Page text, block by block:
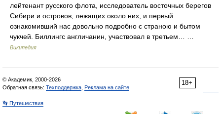
лейтенант русского флота, исследователь восточных берегов
Сибири и островов, лежащих около них, и первый
ознакомивший нас довольно подробно с страною и бытом
чукчей. Биллингс англичанин, участвовал в третьем… …
Википедия
18+
© Академик, 2000-2026
Обратная связь: Техподдержка Реклама на сайте
👣 Путешествия